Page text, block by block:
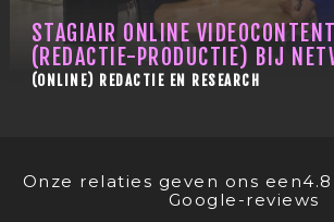
STAGIAIR ONLINE VIDEOCONTENT
(REDACTIE-PRODUCTIE) BIJ
(ONLINE) REDACTIE EN RESEARCH
Onze relaties geven ons een4.8
Google-reviews